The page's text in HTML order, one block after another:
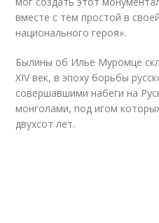
вместе с тем простой в
национального героя».
Былины об Илье Муромце
XIV век, в эпоху борьбы
совершавшими набеги на
монголами, под игом
двухсот лет.